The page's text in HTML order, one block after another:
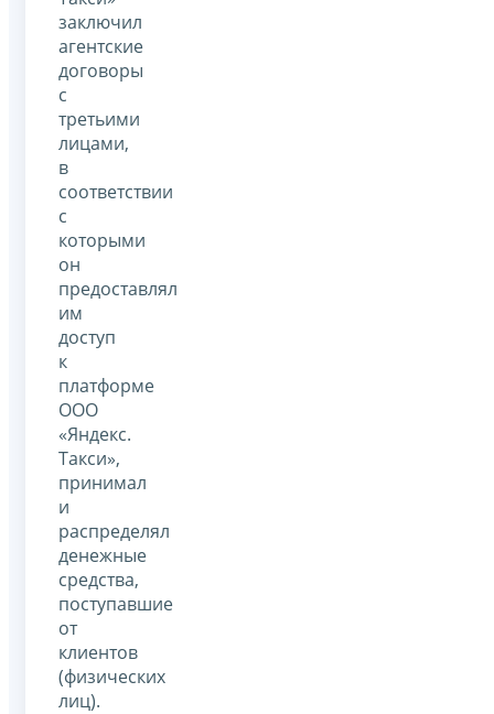
заключил
агентские
договоры
с
третьими
лицами,
в
соответствии
с
которыми
он
предоставлял
им
доступ
к
платформе
ООО
«Яндекс.
Такси»,
принимал
и
распределял
денежные
средства,
поступавшие
от
клиентов
(физических
лиц).